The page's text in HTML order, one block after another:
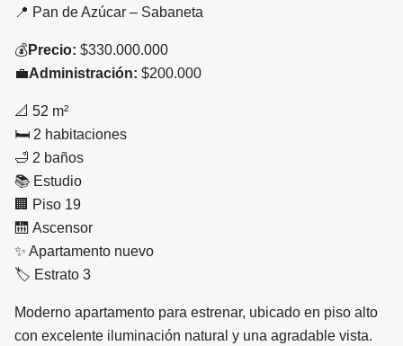
📍 Pan de Azúcar – Sabaneta
💰Precio: $330.000.000
💼Administración: $200.000
📐 52 m²
🛏 ️ 2 habitaciones
🛁 2 baños
📚 Estudio
🏢 Piso 19
🛗 Ascensor
✨ Apartamento nuevo
🏷 ️ Estrato 3
Moderno apartamento para estrenar, ubicado en piso alto
con excelente iluminación natural y una agradable vista.